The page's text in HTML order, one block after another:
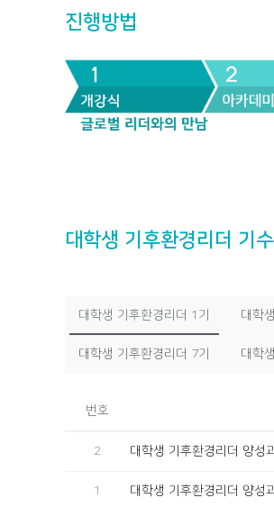
진행방법
대학생 기후환경리더 기
대학생 기후환경리더 1기 대학
대학생 기후환경리더 7기 대학
번호
2 대학생 기후환경리더 양성
1 대학생 기후환경리더 양성